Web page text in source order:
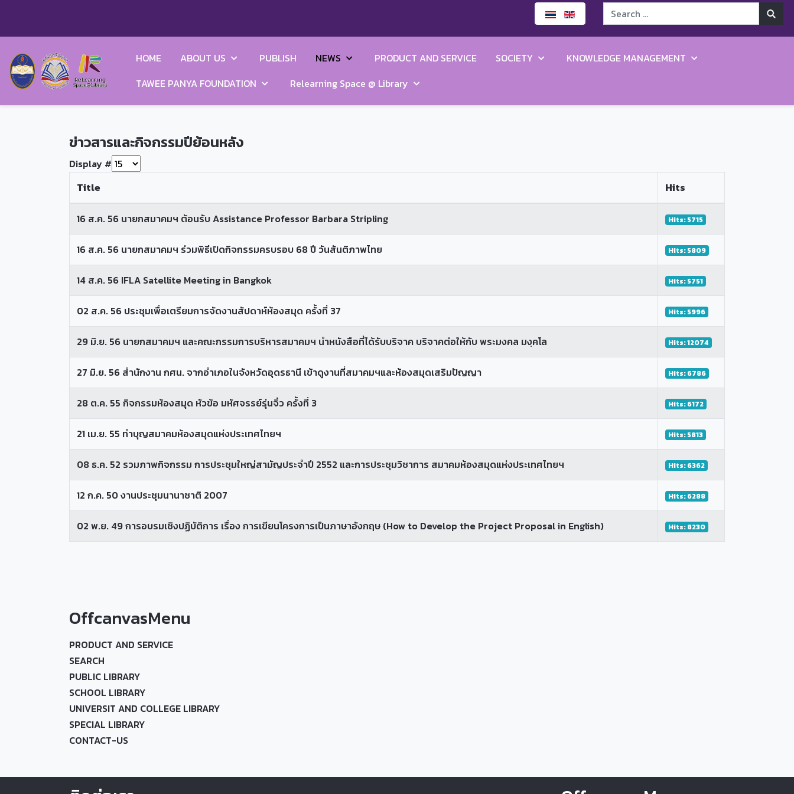
HOME ABOUT US PUBLISH NEWS PRODUCT AND SERVICE SOCIETY
KNOWLEDGE MANAGEMENT
TAWEE PANYA FOUNDATION
Relearning Space @ Library
ข่าวสารและกิจกรรมปีย้อนหลัง
Display #
Title
Hits
16 ส.ค. 56 นายกสมาคมฯ ต้อนรับ Assistance Professor Barbara Stripling Hits: 5715
16 ส.ค. 56 นายกสมาคมฯ ร่วมพิธีเปิดกิจกรรมครบรอบ 68 ปี วันสันติภาพไทย Hits: 5809
14 ส.ค. 56 IFLA Satellite Meeting in Bangkok Hits: 5751
02 ส.ค. 56 ประชุมเพื่อเตรียมการจัดงานสัปดาห์ห้องสมุด ครั้งที่ 37 Hits: 5996
29 มิ.ย. 56 นายกสมาคมฯ และคณะกรรมการบริหารสมาคมฯ นำหนังสือที่ได้รับบริจาค บริจาคต่อให้กับ พระมงคล มงฺคโล Hits: 12074
27 มิ.ย. 56 สำนักงาน กศน. จากอำเภอในจังหวัดอุดรธานี เข้าดูงานที่สมาคมฯและห้องสมุดเสริมปัญญา Hits: 6786
28 ต.ค. 55 กิจกรรมห้องสมุด หัวข้อ มหัศจรรย์รุ่นจิ๋ว ครั้งที่ 3 Hits: 6172
21 เม.ย. 55 ทำบุญสมาคมห้องสมุดแห่งประเทศไทยฯ Hits: 5813
08 ธ.ค. 52 รวมภาพกิจกรรม การประชุมใหญ่สามัญประจำปี 2552 และการประชุมวิชาการ สมาคมห้องสมุดแห่งประเทศไทยฯ Hits: 6362
12 ก.ค. 50 งานประชุมนานาชาติ 2007 Hits: 6288
02 พ.ย. 49 การอบรมเชิงปฏิบัติการ เรื่อง การเขียนโครงการเป็นภาษาอังกฤษ (How to Develop the Project Proposal in English) Hits: 8230
OffcanvasMenu
PRODUCT AND SERVICE
SEARCH
PUBLIC LIBRARY
SCHOOL LIBRARY
UNIVERSIT AND COLLEGE LIBRARY
SPECIAL LIBRARY
CONTACT-US